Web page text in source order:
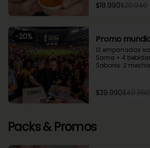
Chupe Palmitos,
caja perfecta
$18.990$20.940
-20% Promo
12 empanadas
Sama + 4
Sabores: 2
palmitos
$39.990$49.880
Packs & Promos